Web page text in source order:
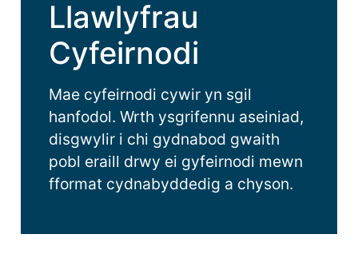
Llawlyfrau
Cyfeirnodi
Mae cyfeirnodi cywir yn sgil
hanfodol. Wrth ysgrifennu aseiniad,
disgwylir i chi gydnabod gwaith
pobl eraill drwy ei gyfeirnodi mewn
fformat cydnabyddedig a chyson.